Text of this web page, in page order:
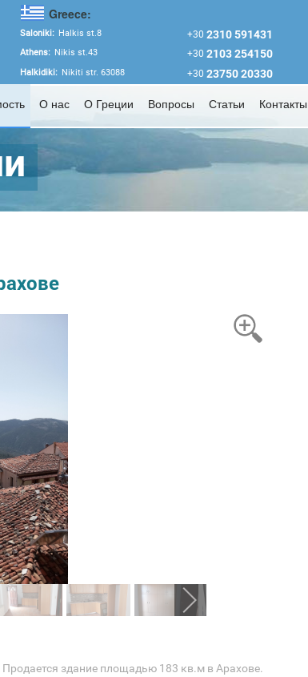
Greece:
Saloniki: Halkis st.8 +30 2310 591431
Athens: Nikis st.43 +30 2103 254150
Halkidiki: Nikiti str. 63088 +30 23750 20330
О нас О Греции Вопросы Статьи Контакты
Продается здание площадью 183 кв.м в Арахове.